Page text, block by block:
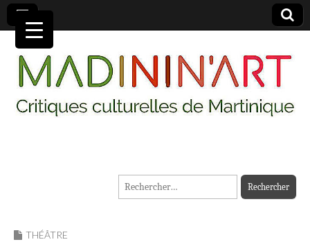
MADININ'ART
Rechercher :
THÉÂTRE